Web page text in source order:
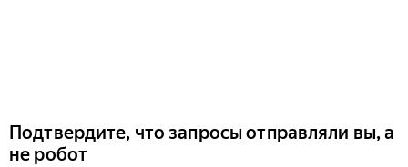
Подтвердите, что запросы отправляли вы, а
не робот